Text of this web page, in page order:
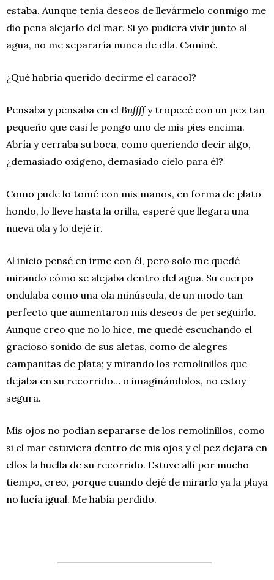
estaba. Aunque tenía deseos de llevármelo conmigo me
dio pena alejarlo del mar. Si yo pudiera vivir junto al
agua, no me separaría nunca de ella. Caminé.
¿Qué habría querido decirme el caracol?
Pensaba y pensaba en el Buffffy tropecé con un pez tan
pequeño que casi le pongo uno de mis pies encima.
Abría y cerraba su boca, como queriendo decir algo,
¿demasiado oxígeno, demasiado cielo para él?
Como pude lo tomé con mis manos, en forma de plato
hondo, lo lleve hasta la orilla, esperé que llegara una
nueva ola y lo dejé ir.
Al inicio pensé en irme con él, pero solo me quedé
mirando cómo se alejaba dentro del agua. Su cuerpo
ondulaba como una ola minúscula, de un modo tan
perfecto que aumentaron mis deseos de perseguirlo.
Aunque creo que no lo hice, me quedé escuchando el
gracioso sonido de sus aletas, como de alegres
campanitas de plata; y mirando los remolinillos que
dejaba en su recorrido… o imaginándolos, no estoy
segura.
Mis ojos no podían separarse de los remolinillos, como
si el mar estuviera dentro de mis ojos y el pez dejara en
ellos la huella de su recorrido. Estuve allí por mucho
tiempo, creo, porque cuando dejé de mirarlo ya la playa
no lucía igual. Me había perdido.